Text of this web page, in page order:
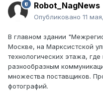
Robot_NagNews
Опубликовано 11
В главном здании
Москве, на Марксистской
технологических этажа,
разнообразным
множества поставщиков.
фотографий.